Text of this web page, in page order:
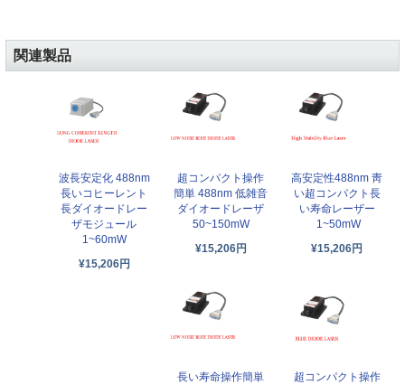
関連製品
波長安定化 488nm
長いコヒーレント
長ダイオードレー
ザモジュール
1~60mW
¥15,206円
超コンパクト操作
簡単 488nm 低雑音
ダイオードレーザ
50~150mW
¥15,206円
高安定性488nm 靑
い超コンパクト長
い寿命レーザー
1~50mW
¥15,206円
長い寿命操作簡単
超コンパクト操作